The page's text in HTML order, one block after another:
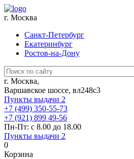
г. Москва
Санкт-Петербург
Екатеринбург
Ростов-на-Дону
г. Москва,
Варшавское шоссе, вл248с3
Пункты выдачи 2
+7 (499) 350-55-73
+7 (921) 899 49-56
Пн-Пт: с 8.00 до 18.00
Пункты выдачи 2
0
Корзина